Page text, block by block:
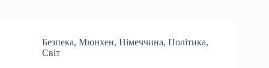
Безпека, Мюнхен, Німеччина, Політика,
Світ